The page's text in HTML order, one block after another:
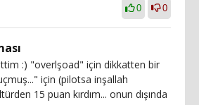
0 0
:) "overlşoad" için dikkatten bir
için (pilotsa inşallah
15 puan kırdım... onun dışında